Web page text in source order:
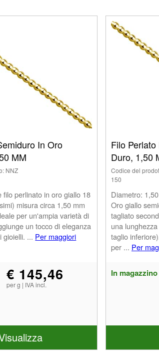
In Oro
MM
NNZ
filo perlinato in oro giallo 18
misura circa 1,50 mm
per un'ampia varietà di
un tocco di eleganza
gioielli. ... Per maggiori
€ 145,46
per g | IVA incl.
Filo
Duro, 1,50
Codice del
150
Diametro:
Oro giallo
tagliato
una
taglio
per ... Per
In magazzino